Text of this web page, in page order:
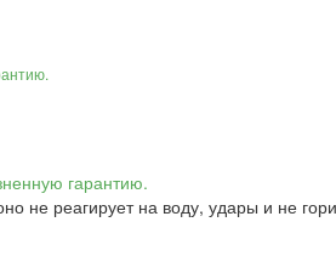
не реагирует на воду, удары и не